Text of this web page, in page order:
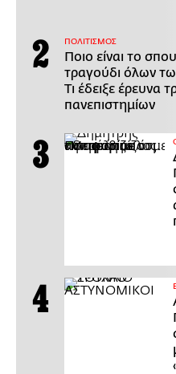
ΠΟΛΙΤΙΣΜΟΣ
Ποιο είναι το
τραγούδι όλων
Τι έδειξε έρευνα
πανεπιστημίων